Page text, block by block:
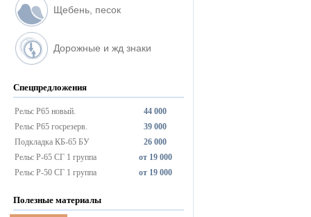
Щебень, песок
Дорожные и жд знаки
Спецпредложения
Рельс Р65 новый.
44 000
Рельс Р65 госрезерв.
39 000
Подкладка КБ-65 БУ
26 000
Рельс Р-65 СГ 1 группа
от 19 000
Рельс Р-50 СГ 1 группа
от 19 000
Полезные материалы